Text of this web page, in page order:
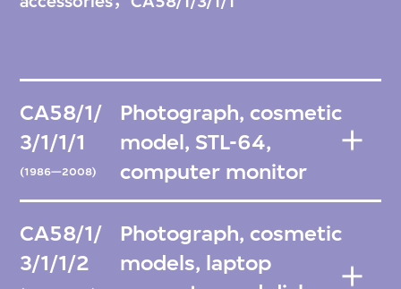
CA58/1/
3/1/1/1
(1986—2008)
Photograph, cosmetic
model, STL-64,
computer monitor
CA58/1/
3/1/1/2
Photograph, cosmetic
models, laptop